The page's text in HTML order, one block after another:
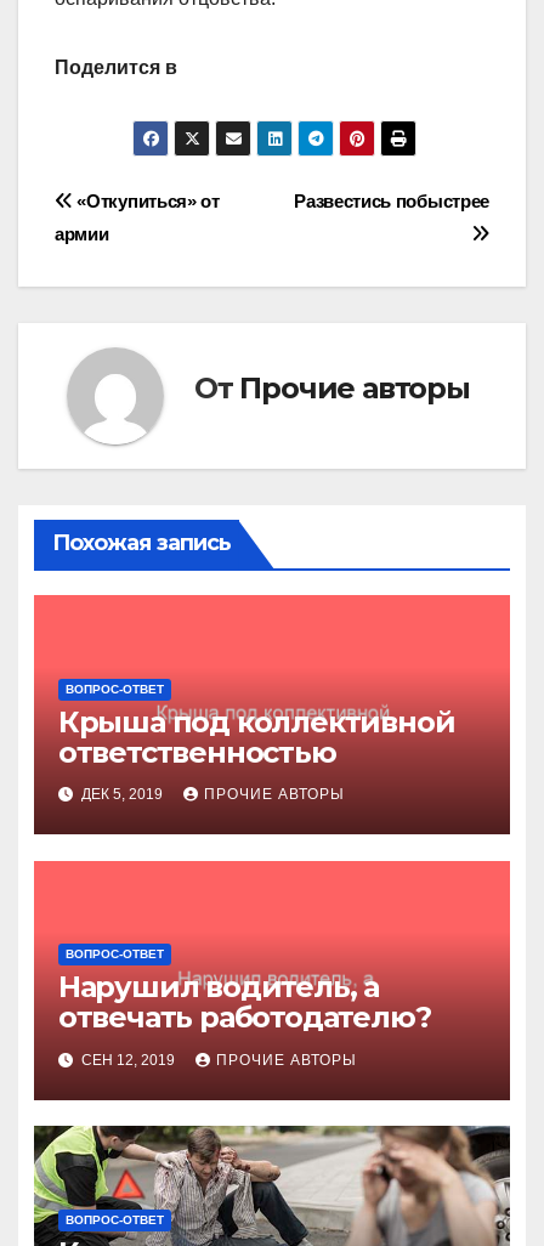
Поделится в
Навигация
по
Развестись побыстрее
«Откупиться» от
армии
От Прочие авторы
Похожая запись
ВОПРОС-ОТВЕТ
Крыша под коллективной
ответственностью
ДЕК 5, 2019 ПРОЧИЕ АВТОРЫ
ВОПРОС-ОТВЕТ
Нарушил водитель, а
отвечать работодателю?
СЕН 12, 2019 ПРОЧИЕ АВТОРЫ
ВОПРОС-ОТВЕТ